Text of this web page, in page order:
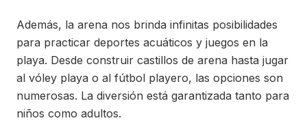
Además, la arena nos brinda infinitas posibilidades
para practicar deportes acuáticos y juegos en la
playa. Desde construir castillos de arena hasta jugar
al vóley playa o al fútbol playero, las opciones son
numerosas. La diversión está garantizada tanto para
niños como adultos.